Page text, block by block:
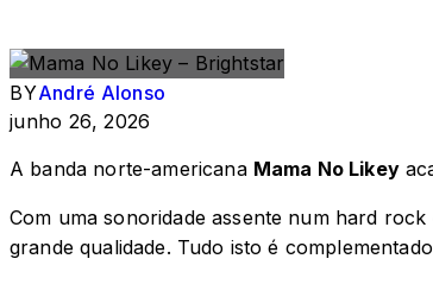
BYAndré Alonso
junho 26, 2026
A banda norte-americana Mama No Likey
Com uma sonoridade assente num hard
grande qualidade. Tudo isto é